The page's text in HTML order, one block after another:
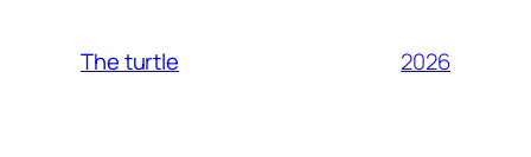
The turtle 2026